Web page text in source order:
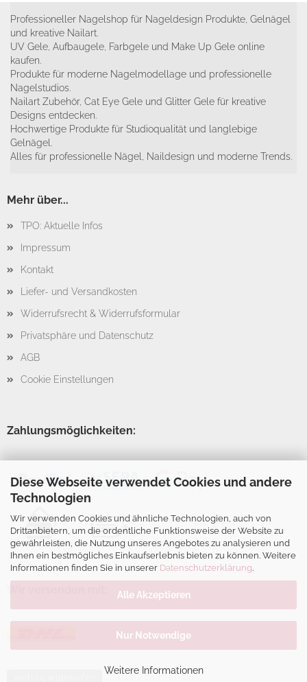
Diese Webseite verwendet Cookies und andere
Technologien
Wir verwenden Cookies und ähnliche Technologien, auch von
Drittanbietern, um die ordentliche Funktionsweise der Website zu
gewährleisten, die Nutzung unseres Angebotes zu analysieren und
Ihnen ein bestmögliches Einkaufserlebnis bieten zu können. Weitere
Informationen finden Sie in unserer Datenschutzerklärung.
Alle Akzeptieren
Nur Notwendige
Weitere Informationen
Professioneller Nagelshop für Nageldesign Produkte, Gelnägel
und kreative Nailart.
UV Gele, Aufbaugele, Farbgele und Make Up Gele online
kaufen.
Produkte für moderne Nagelmodellage und professionelle
Nagelstudios.
Nailart Zubehör, Cat Eye Gele und Glitter Gele für kreative
Designs entdecken.
Hochwertige Produkte für Studioqualität und langlebige
Gelnägel.
Alles für professionelle Nägel, Naildesign und moderne Trends.
Mehr über...
TPO: Aktuelle Infos
Impressum
Kontakt
Liefer- und Versandkosten
Widerrufsrecht & Widerrufsformular
Privatsphäre und Datenschutz
AGB
Cookie Einstellungen
Zahlungsmöglichkeiten: